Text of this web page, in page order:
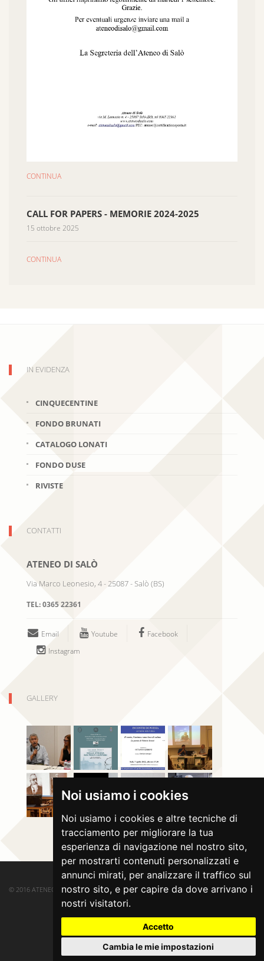
Noi usiamo i cookies
Noi usiamo i cookies e altre tecniche di
tracciamento per migliorare la tua
esperienza di navigazione nel nostro sito,
per mostrarti contenuti personalizzati e
annunci mirati, per analizzare il traffico sul
nostro sito, e per capire da dove arrivano i
nostri visitatori.
Accetto
Cambia le mie impostazioni
CONTINUA
CALL FOR PAPERS - MEMORIE 2024-2025
15 ottobre 2025
CONTINUA
IN EVIDENZA
CINQUECENTINE
FONDO BRUNATI
CATALOGO LONATI
FONDO DUSE
RIVISTE
CONTATTI
ATENEO DI SALÒ
Via Marco Leonesio, 4- 25087- Salò (BS)
TEL:0365 22361
Email Youtube
Facebook
Instagram
GALLERY
© 2016 ATENEO DI SALÒ. ALL RIGHTS RESERVED.